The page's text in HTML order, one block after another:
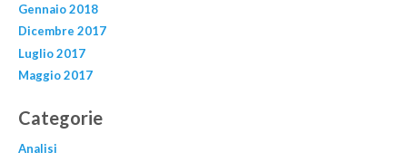
Gennaio 2018
Dicembre 2017
Luglio 2017
Maggio 2017
Categorie
Analisi